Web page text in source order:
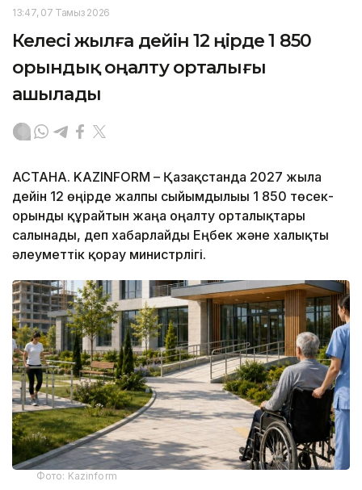
13:47, 07 Тамыз 2026
Келесі жылға дейін 12 өңірде 1 850
орындық оңалту орталығы
ашылады
АСТАНА. KAZINFORM – Қазақстанда 2027 жылға
дейін 12 өңірде жалпы сыйымдылығы 1 850 төсек-
орынды құрайтын жаңа оңалту орталықтары
салынады, деп хабарлайды Еңбек және халықты
әлеуметтік қорғау министрлігі.
Фото: Kazinform